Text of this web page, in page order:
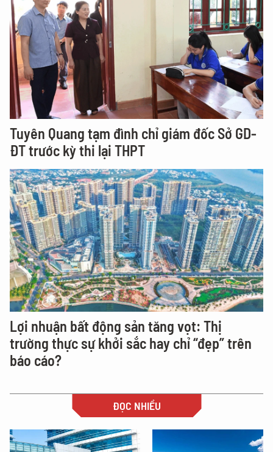
Tuyên Quang tạm đình chỉ giám đốc Sở GD-
ĐT trước kỳ thi lại THPT
Lợi nhuận bất động sản tăng vọt: Thị
trường thực sự khởi sắc hay chỉ “đẹp” trên
báo cáo?
ĐỌC NHIỀU